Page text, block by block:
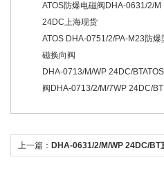
ATOS防爆电磁阀DHA-0631/2/M
24DC上海现货
ATOS DHA-0751/2/PA-M23防爆
磁换向阀
DHA-0713/M/WP 24DC/
阀DHA-0713/2/M/7WP 24DC/BT
上一篇： DHA-0631/2/M/WP 24DC/BT